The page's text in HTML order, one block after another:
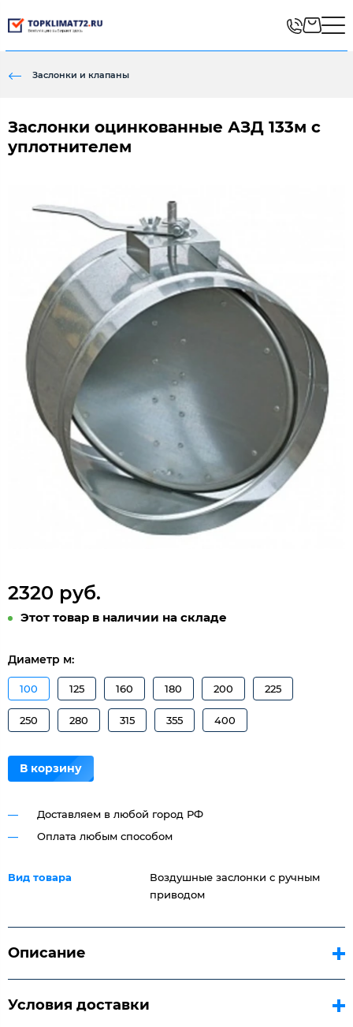
Заслонки и клапаны
Заслонки оцинкованные АЗД 133м с
уплотнителем
2320 руб.
Этот товар в наличии на складе
Диаметр м:
100 125 160 180 200 225
250 280 315 355 400
В корзину
Доставляем в любой город РФ
Оплата любым способом
Вид товара
Воздушные заслонки с ручным
приводом
Описание
Условия доставки